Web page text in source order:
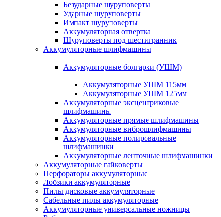
Безударные шуруповерты
Ударные шуруповерты
Импакт шуруповерты
Аккумуляторная отвертка
Шуруповерты под шестигранник
Аккумуляторные шлифмашины
Аккумуляторные болгарки (УШМ)
Аккумуляторные УШМ 115мм
Аккумуляторные УШМ 125мм
Аккумуляторные эксцентриковые
шлифмашины
Аккумуляторные прямые шлифмашины
Аккумуляторные виброшлифмашины
Аккумуляторные полировальные
шлифмашинки
Аккумуляторные ленточные шлифмашинки
Аккумуляторные гайковерты
Перфораторы аккумуляторные
Лобзики аккумуляторные
Пилы дисковые аккумуляторные
Сабельные пилы аккумуляторные
Аккумуляторные универсальные ножницы